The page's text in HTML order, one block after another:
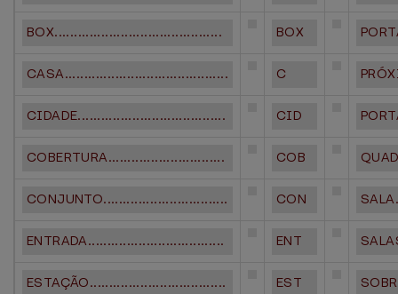
BOX........................................... BOX
CASA.......................................... C
CIDADE...................................... CID
COBERTURA.............................. COB
CONJUNTO................................ CON
ENTRADA................................... ENT
ESTAÇÃO................................... EST